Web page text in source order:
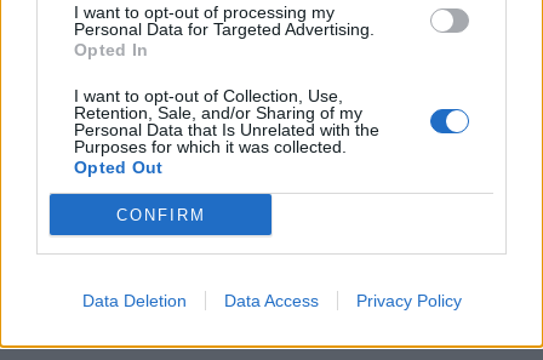
I want to opt-out of processing my
Personal Data for Targeted Advertising.
Opted In
I want to opt-out of Collection, Use,
Retention, Sale, and/or Sharing of my
Personal Data that Is Unrelated with the
Purposes for which it was collected.
Opted Out
CONFIRM
Data Deletion Data Access Privacy Policy